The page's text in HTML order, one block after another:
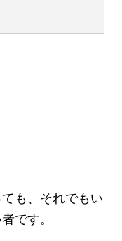
も、それでもい
です。